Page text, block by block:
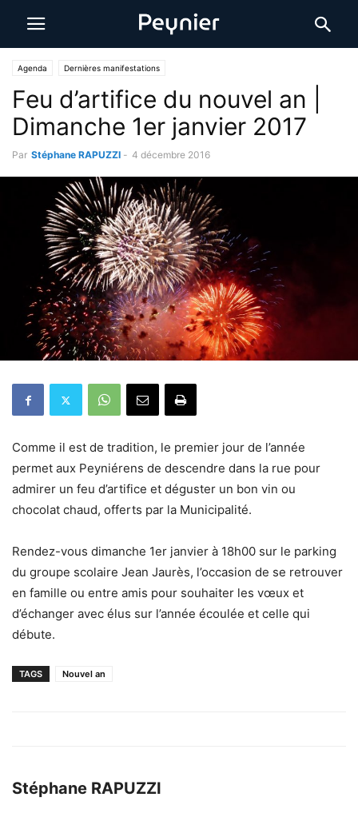
Agenda Dernières manifestations
Feu d’artifice du nouvel an |
Dimanche 1er janvier 2017
Par Stéphane RAPUZZI - 4 décembre 2016
Comme il est de tradition, le premier jour de l’année
permet aux Peyniérens de descendre dans la rue pour
admirer un feu d’artifice et déguster un bon vin ou
chocolat chaud, offerts par la Municipalité.
Rendez-vous dimanche 1er janvier à 18h00 sur le parking
du groupe scolaire Jean Jaurès, l’occasion de se retrouver
en famille ou entre amis pour souhaiter les vœux et
d’échanger avec élus sur l’année écoulée et celle qui
débute.
TAGS Nouvel an
Stéphane RAPUZZI